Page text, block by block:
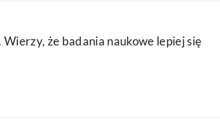
że badania naukowe lepiej się